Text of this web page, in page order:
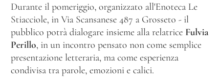
Durante il pomeriggio, organizzato all'Enoteca Le
Stiacciole, in Via Scansanese 487 a Grosseto - il
pubblico potrà dialogare insieme alla relatrice Fulvia
Perillo, in un incontro pensato non come semplice
presentazione letteraria, ma come esperienza
condivisa tra parole, emozioni e calici.